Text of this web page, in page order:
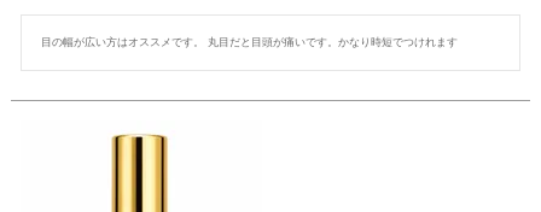
目の幅が広い方はオススメです。 丸目だと目頭が痛いです。かなり時短でつけれます